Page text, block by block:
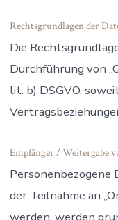
Rechtsgrundlagen der
Die
Durchführung von
lit. b) DSGVO,
Empfänger / Weitergabe
Personenbezogene
der Teilnahme an